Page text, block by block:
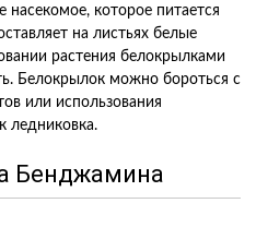
насекомое, которое питается
на листьях белые
растения белокрылками
Белокрылок можно бороться с
или использования
ледниковка.
Бенджамина